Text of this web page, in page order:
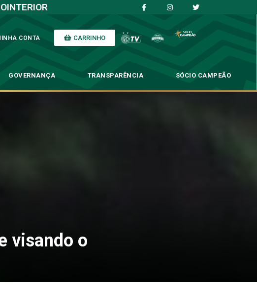
CONTA CARRINHO
GOVERNANÇA TRANSPARÊNCIA SÓCIO CAMPEÃO
visando o